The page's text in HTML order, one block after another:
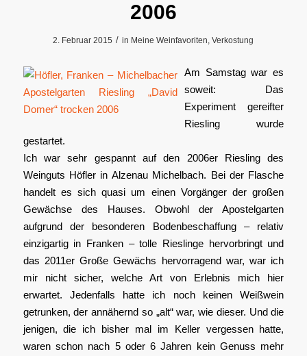
2006
2. Februar 2015 / in Meine Weinfavoriten,Verkostung
Am Samstag war es
soweit: Das
Experiment gereifter
Riesling wurde
gestartet.
Ich war sehr gespannt auf den 2006er Riesling des
Weinguts Höfler in Alzenau Michelbach. Bei der Flasche
handelt es sich quasi um einen Vorgänger der großen
Gewächse des Hauses. Obwohl der Apostelgarten
aufgrund der besonderen Bodenbeschaffung – relativ
einzigartig in Franken – tolle Rieslinge hervorbringt und
das 2011er Große Gewächs hervorragend war, war ich
mir nicht sicher, welche Art von Erlebnis mich hier
erwartet. Jedenfalls hatte ich noch keinen Weißwein
getrunken, der annähernd so „alt“ war, wie dieser. Und die
jenigen, die ich bisher mal im Keller vergessen hatte,
waren schon nach 5 oder 6 Jahren kein Genuss mehr